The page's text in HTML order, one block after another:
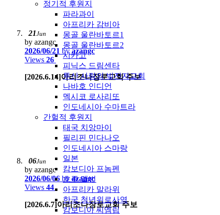
정기적 후원지
파라과이
아프리카 감비아
몽골 울란바토르1
몽골 울란바토르2
시카고
피닉스 드림센타
투산 사랑의 빚진자교회
나바호 인디언
멕시코 로사리또
인도네시아 수마트라
간헐적 후원지
태국 치앙마이
필리핀 민다나오
인도네시아 스마랑
일본
캄보디아 프놈펜
호주 멜번
아프리카 말라위
한국 청년위로사역
캄보디아 씨엠립
21Jun
by azangc
2026/06/21 byazangc
Views 26
[2026.6.14]아리조나장로교회 주보
06Jun
by azangc
2026/06/06 byazangc
Views 44
[2026.6.7]아리조나장로교회 주보